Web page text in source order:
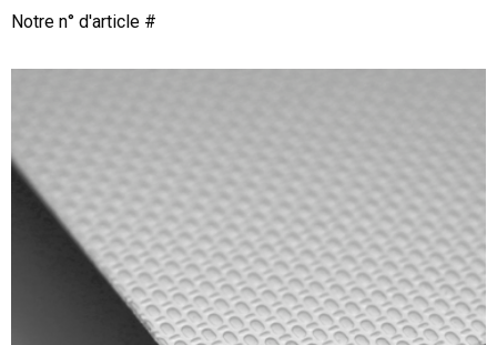
Notre n° d'article #